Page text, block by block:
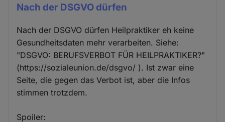
Nach der DSGVO dürfen
Nach der DSGVO dürfen Heilpraktiker eh keine
Gesundheitsdaten mehr verarbeiten. Siehe:
"DSGVO: BERUFSVERBOT FÜR HEILPRAKTIKER?"
(https://sozialeunion.de/dsgvo/ ). Ist zwar eine
Seite, die gegen das Verbot ist, aber die Infos
stimmen trotzdem.
Spoiler: